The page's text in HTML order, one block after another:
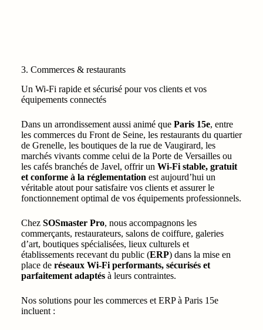
3. Commerces & restaurants
Un Wi-Fi rapide et sécurisé pour vos clients et vos
équipements connectés
Dans un arrondissement aussi animé que Paris 15e, entre
les commerces du Front de Seine, les restaurants du quartier
de Grenelle, les boutiques de la rue de Vaugirard, les
marchés vivants comme celui de la Porte de Versailles ou
les cafés branchés de Javel, offrir un Wi-Fi stable, gratuit
et conforme à la réglementation est aujourd’hui un
véritable atout pour satisfaire vos clients et assurer le
fonctionnement optimal de vos équipements professionnels.
Chez SOSmaster Pro, nous accompagnons les
commerçants, restaurateurs, salons de coiffure, galeries
d’art, boutiques spécialisées, lieux culturels et
établissements recevant du public (ERP) dans la mise en
place de réseaux Wi-Fi performants, sécurisés et
parfaitement adaptésà leurs contraintes.
Nos solutions pour les commerces et ERP à Paris 15e
incluent :